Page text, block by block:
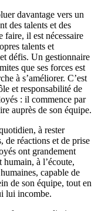
davantage vers un
des talents et des
faire, il est nécessaire
talents et
défis. Un gestionnaire
que ses forces est
à s’améliorer. C’est
et responsabilité de
: il commence par
auprès de son équipe.
à rester
de réactions et de prise
ont grandement
à l’écoute,
capable de
de son équipe, tout en
lui incombe.